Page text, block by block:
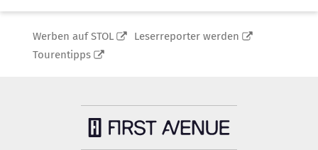
Werben auf STOL
Leserreporter werden
Tourentipps